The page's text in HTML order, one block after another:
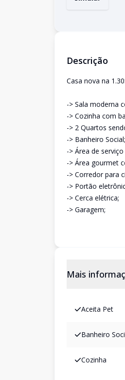
Descrição
Casa nova na
-> Sala moderna
-> Cozinha com
-> 2 Quartos
-> Banheiro Social;
-> Área de
-> Área gourmet
-> Corredor para
-> Portão
-> Cerca elétrica;
-> Garagem;
Mais
Aceita Pet
Banheiro
Cozinha